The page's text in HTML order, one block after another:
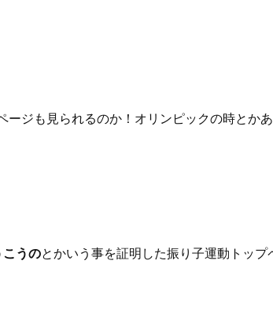
ジも見られるのか！オリンピックの時とか
うのとかいう事を証明した振り子運動トップ